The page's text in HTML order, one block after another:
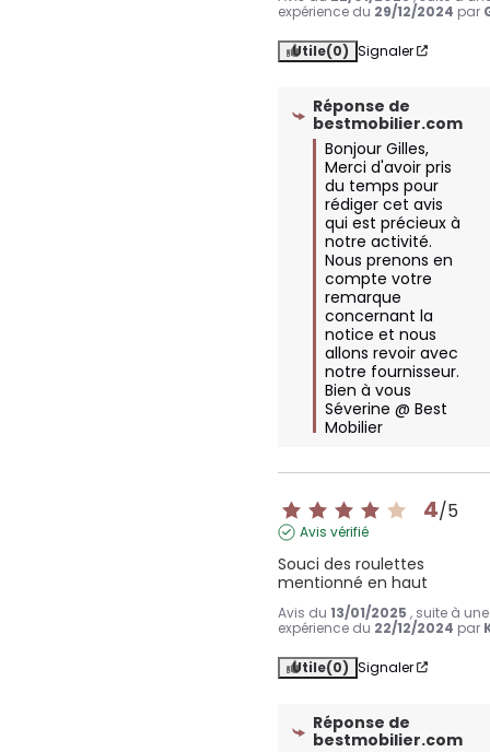
expérience du 29/12/2024 par
Utile(0) Signaler
Réponse de
bestmobilier.com
Bonjour Gilles,
Merci d'avoir pris
du temps pour
rédiger cet avis
qui est précieux à
notre activité.
Nous prenons en
compte votre
remarque
concernant la
notice et nous
allons revoir avec
notre fournisseur.
Bien à vous
Séverine @ Best
Mobilier
4/5
Avis vérifié
Souci des roulettes
mentionné en haut
Avis du13/01/2025 , suite à une
expérience du 22/12/2024 par
Utile(0) Signaler
Réponse de
bestmobilier.com